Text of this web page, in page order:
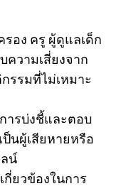
อง ครู ผู้ดูแลเด็ก
ความเสี่ยงจาก
รรมที่ไม่เหมาะ
ารบ่งชี้และตอบ
นผู้เสียหายหรือ
น์
กี่ยวข้องในการ